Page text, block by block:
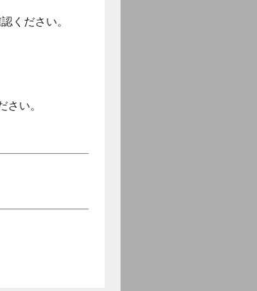
ください。
い。